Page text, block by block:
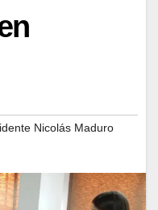
Nicolás Maduro